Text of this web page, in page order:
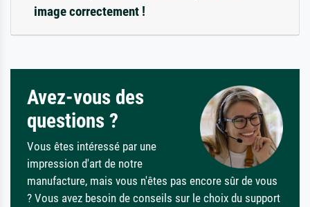
image correctement !
Avez-vous des
questions ?
Vous êtes intéressé par une
impression d'art de notre
manufacture, mais vous n'êtes pas encore sûr de vous
? Vous avez besoin de conseils sur le choix du support